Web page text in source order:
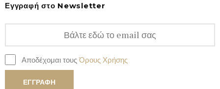
Εγγραφή στο Newsletter
Αποδέχομαι τουςΌρους Χρήσης